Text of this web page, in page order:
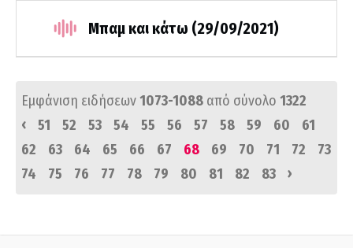
Μπαμ και κάτω (29/09/2021)
Εμφάνιση ειδήσεων1073-1088 από σύνολο 1322
‹
51 52 53 54 55 56 57 58 59 60
61
62
63 64 65 66 67 68 69 70 71 72
73
74
75 76 77 78 79 80 81 82 83 ›